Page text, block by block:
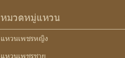
หมวดหมู่แหวน
แหวนเพชรหญิง
แหวนเพชรชาย